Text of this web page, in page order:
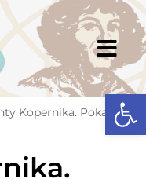
Kopernika. Pokaz